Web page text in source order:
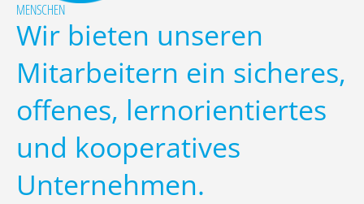
MENSCHEN
Wir bieten unseren
Mitarbeitern ein sicheres,
offenes, lernorientiertes
und kooperatives
Unternehmen.